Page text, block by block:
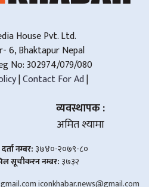
House Pvt. Ltd.
6, Bhaktapur Nepal
No: 302974/079/080
|Contact For Ad|
व्यवस्थापक :
अमित श्यामा
नम्बर: ३७४०-२०७९-८०
सूचीकरन नम्बर: ३७३२
iconkhabar.news@gmail.com